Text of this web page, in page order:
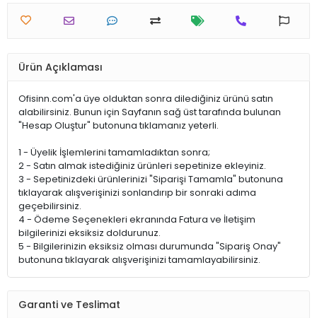
Ürün Açıklaması
Ofisinn.com'a üye olduktan sonra dilediğiniz ürünü satın
alabilirsiniz. Bunun için Sayfanın sağ üst tarafında bulunan
"Hesap Oluştur" butonuna tıklamanız yeterli.
1 - Üyelik İşlemlerini tamamladıktan sonra;
2 - Satın almak istediğiniz ürünleri sepetinize ekleyiniz.
3 - Sepetinizdeki ürünlerinizi "Siparişi Tamamla" butonuna
tıklayarak alışverişinizi sonlandırıp bir sonraki adıma
geçebilirsiniz.
4 - Ödeme Seçenekleri ekranında Fatura ve İletişim
bilgilerinizi eksiksiz doldurunuz.
5 - Bilgilerinizin eksiksiz olması durumunda "Sipariş Onay"
butonuna tıklayarak alışverişinizi tamamlayabilirsiniz.
Garanti ve Teslimat